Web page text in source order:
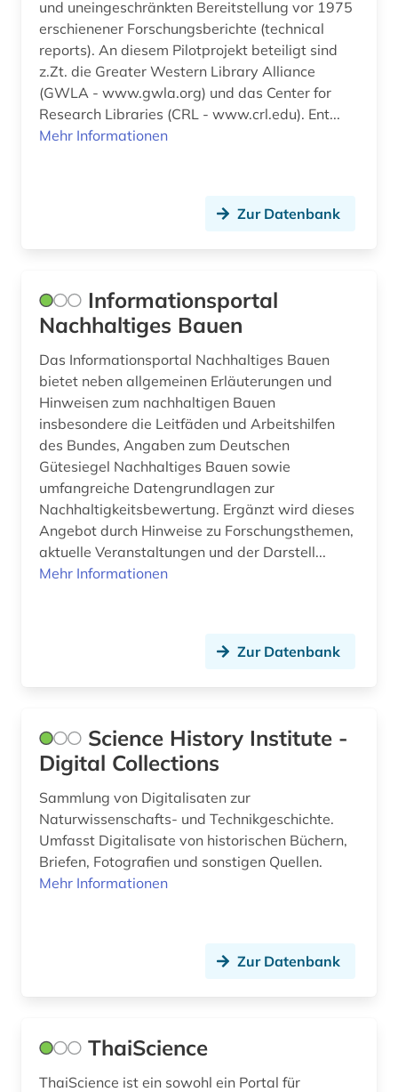
wissenschaftlich-technischer fortschritt (1)
wissenschaftliche literatur (2)
wissenschaftsentwicklung (1)
zeitschrift (4)
zeitschriftenaufsatz (4)
zitatenanalyse (1)
zitation (1)
zitierindex (1)
ökologie (2)
österreich (1)
und uneingeschränkten Bereitstellung vor 1975
erschienener Forschungsberichte (technical
reports). An diesem Pilotprojekt beteiligt sind
z.Zt. die Greater Western Library Alliance
(GWLA - www.gwla.org) und das Center for
Research Libraries (CRL - www.crl.edu). Ent...
Mehr Informationen
Zur Datenbank
Informationsportal
Nachhaltiges Bauen
Das Informationsportal Nachhaltiges Bauen
bietet neben allgemeinen Erläuterungen und
Hinweisen zum nachhaltigen Bauen
insbesondere die Leitfäden und Arbeitshilfen
des Bundes, Angaben zum Deutschen
Gütesiegel Nachhaltiges Bauen sowie
umfangreiche Datengrundlagen zur
Nachhaltigkeitsbewertung. Ergänzt wird dieses
Angebot durch Hinweise zu Forschungsthemen,
aktuelle Veranstaltungen und der Darstell...
Mehr Informationen
Zur Datenbank
Science History Institute -
Digital Collections
Sammlung von Digitalisaten zur
Naturwissenschafts- und Technikgeschichte.
Umfasst Digitalisate von historischen Büchern,
Briefen, Fotografien und sonstigen Quellen.
Mehr Informationen
Zur Datenbank
ThaiScience
ThaiScience ist ein sowohl ein Portal für